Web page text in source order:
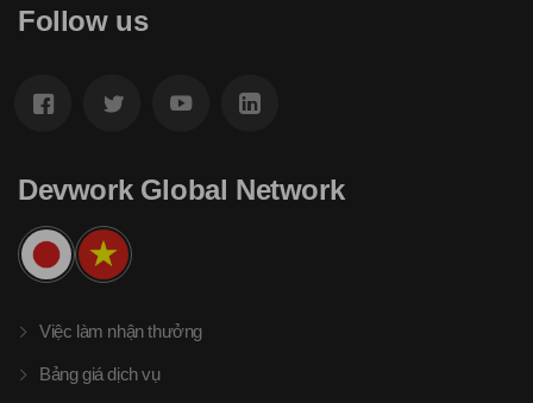
Follow us
Devwork Global Network
Việc làm nhận thưởng
Bảng giá dịch vụ